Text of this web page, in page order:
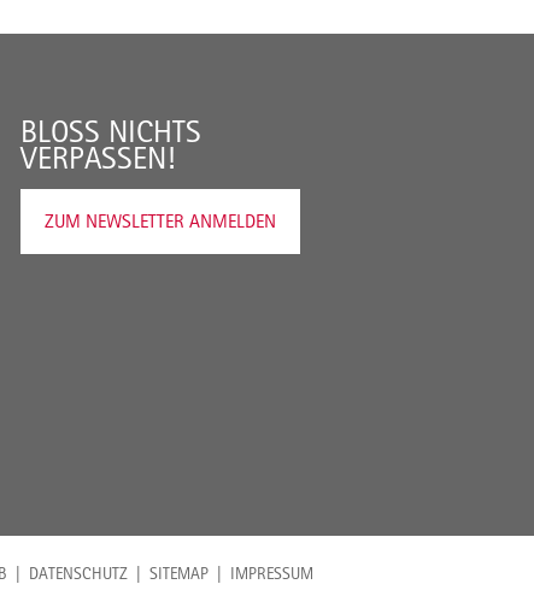
BLOSS NICHTS V
ERPASSEN!
ZUM NEWSLETTER ANMELDEN
DATENSCHUTZ SITEMAP IMPRESSUM